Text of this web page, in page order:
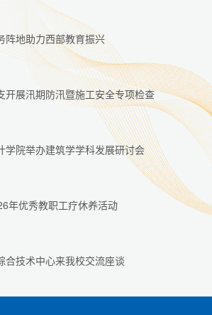
阵地助力西部教育振兴
开展汛期防汛暨施工安全专项检查
学院举办建筑学学科发展研讨会
年优秀教职工疗休养活动
合技术中心来我校交流座谈